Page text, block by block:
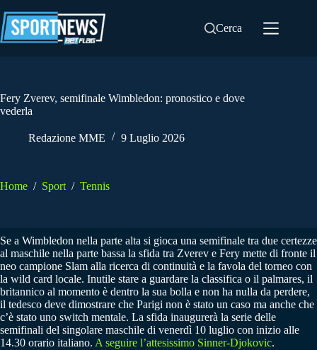
al
contenuto
Cerca
Fery Zverev, semifinale Wimbledon: pronostico e dove
vederla
Redazione MME 9 Luglio 2026
Home / Sport / Tennis
Se a Wimbledon nella parte alta si gioca una semifinale tra due certezze
al maschile nella parte bassa la sfida tra Zverev e Fery mette di fronte il
neo campione Slam alla ricerca di continuità e la favola del torneo con
la wild card locale. Inutile stare a guardare la classifica o il palmares, il
britannico al momento è dentro la sua bolla e non ha nulla da perdere,
il tedesco deve dimostrare che Parigi non è stato un caso ma anche che
c’è stato uno switch mentale. La sfida inaugurerà la serie delle
semifinali del singolare maschile di venerdì 10 luglio con inizio alle
14.30 orario italiano. A seguire l’attesissimo Sinner-Djokovic.